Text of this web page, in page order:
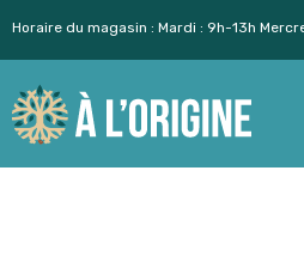
Aller
au
contenu
Horaire du magasin : Mardi : 9h-13h